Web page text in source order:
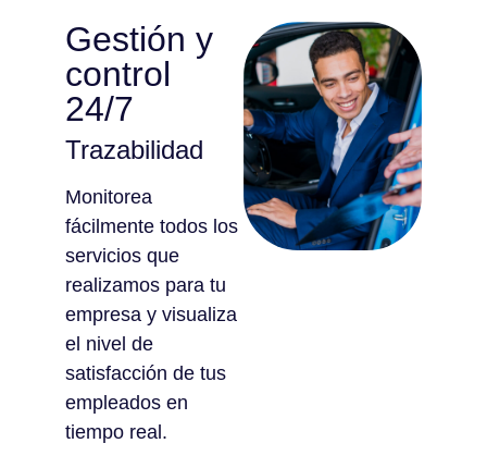
Gestión y
control
24/7
Trazabilidad
Monitorea
fácilmente todos los
servicios que
realizamos para tu
empresa y visualiza
el nivel de
satisfacción de tus
empleados en
tiempo real.